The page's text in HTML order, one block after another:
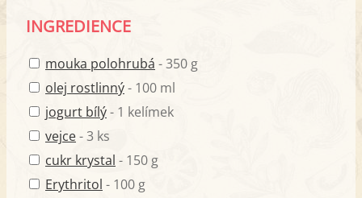
INGREDIENCE
mouka polohrubá - 350 g
olej rostlinný- 100 ml
jogurt bílý- 1 kelímek
vejce- 3 ks
cukr krystal - 150 g
Erythritol - 100 g